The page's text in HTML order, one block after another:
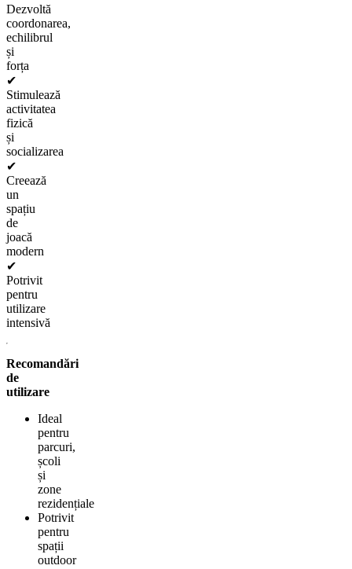
Dezvoltă
coordonarea,
echilibrul
și
forța
✔
Stimulează
activitatea
fizică
și
socializarea
✔
Creează
un
spațiu
de
joacă
modern
✔
Potrivit
pentru
utilizare
intensivă
Recomandări
de
utilizare
Ideal
pentru
parcuri,
școli
și
zone
rezidențiale
Potrivit
pentru
spații
outdoor